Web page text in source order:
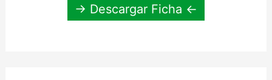
→ Descargar Ficha ←